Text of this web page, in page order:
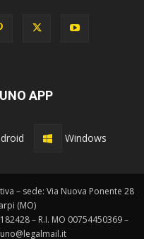
APP
Windows
– sede: Via Nuova Ponente 28
(MO)
– R.I. MO 00754450369 –